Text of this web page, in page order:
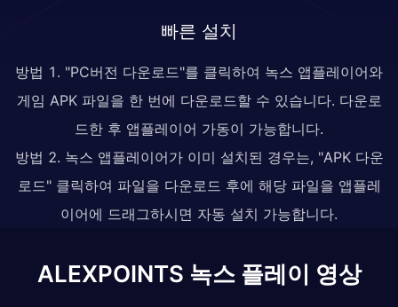
빠른 설치
방법 1. "PC버전 다운로드"를 클릭하여 녹스 앱플레이어와
게임 APK 파일을 한 번에 다운로드할 수 있습니다. 다운로
드한 후 앱플레이어 가동이 가능합니다.
방법 2. 녹스 앱플레이어가 이미 설치된 경우는, "APK 다운
로드" 클릭하여 파일을 다운로드 후에 해당 파일을 앱플레
이어에 드래그하시면 자동 설치 가능합니다.
ALEXPOINTS 녹스 플레이 영상